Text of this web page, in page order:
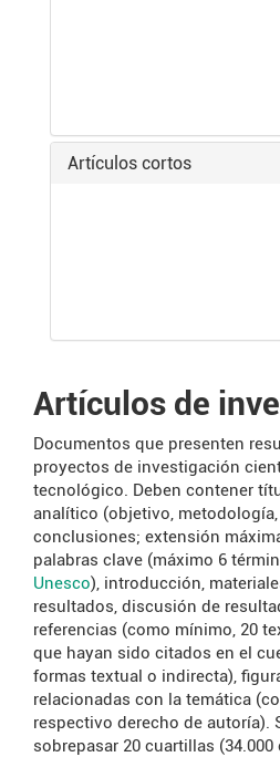
Artículos cortos
Artículos de
Documentos que presenten
proyectos de investigación
tecnológico. Deben contener
analítico (objetivo,
conclusiones; extensión
palabras clave (máximo 6
Unesco), introducción,
resultados, discusión de
referencias (como mínimo, 20
que hayan sido citados en el
formas textual o indirecta),
relacionadas con la temática
respectivo derecho de autoría).
sobrepasar 20 cuartillas (34.000